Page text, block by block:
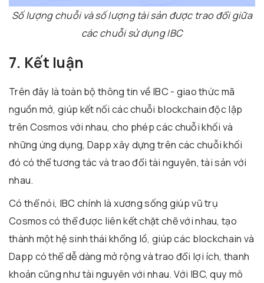
Số lượng chuỗi và số lượng tài sản được trao đổi giữa
các chuỗi sử dụng IBC
7. Kết luận
Trên đây là toàn bộ thông tin về IBC - giao thức mã
nguồn mở, giúp kết nối các chuỗi blockchain độc lập
trên Cosmos với nhau, cho phép các chuỗi khối và
những ứng dụng, Dapp xây dựng trên các chuỗi khối
đó có thể tương tác và trao đổi tài nguyên, tài sản với
nhau.
Có thể nói, IBC chính là xương sống giúp vũ trụ
Cosmos có thể được liên kết chặt chẽ với nhau, tạo
thành một hệ sinh thái khổng lồ, giúp các blockchain và
Dapp có thể dễ dàng mở rộng và trao đổi lợi ích, thanh
khoản cũng như tài nguyên với nhau. Với IBC, quy mô